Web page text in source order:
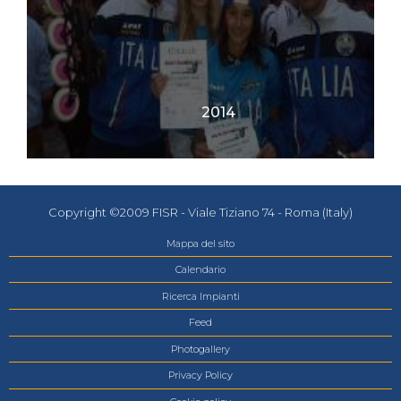
2014
Copyright ©2009 FISR - Viale Tiziano 74 - Roma (Italy)
Mappa del sito
Calendario
Ricerca Impianti
Feed
Photogallery
Privacy Policy